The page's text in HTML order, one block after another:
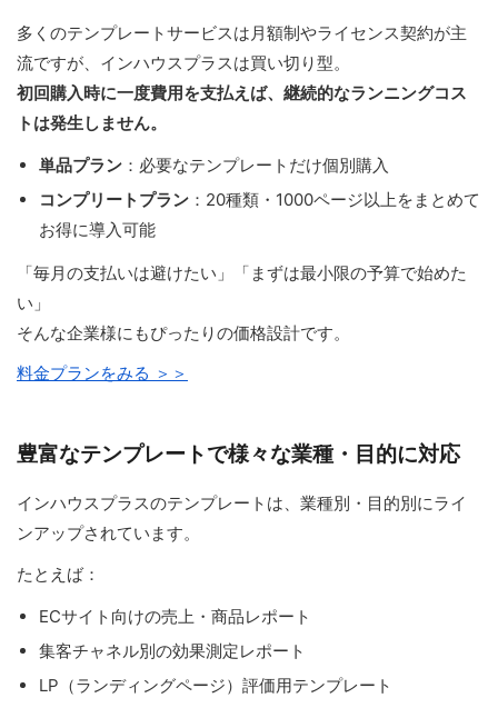
多くのテンプレートサービスは月額制やライセンス契約が主
流ですが、インハウスプラスは買い切り型。
初回購入時に一度費用を支払えば、継続的なランニングコス
トは発生しません。
単品プラン ：必要なテンプレートだけ個別購入
コンプリートプラン ：20種類・1000ページ以上をまとめて
お得に導入可能
「毎月の支払いは避けたい」「まずは最小限の予算で始めた
い」
そんな企業様にもぴったりの価格設計です。
料金プランをみる ＞＞
豊富なテンプレートで様々な業種・目的に対応
インハウスプラスのテンプレートは、業種別・目的別にライ
ンアップされています。
たとえば：
ECサイト向けの売上・商品レポート
集客チャネル別の効果測定レポート
LP（ランディングページ）評価用テンプレート